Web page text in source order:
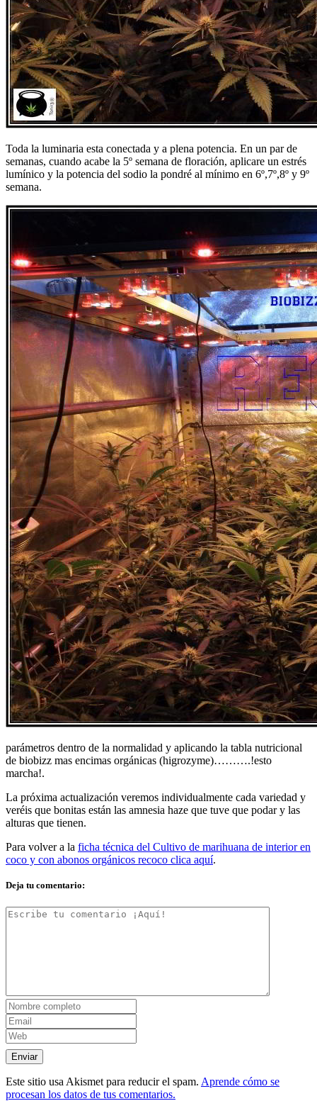
Toda la luminaria esta conectada y a plena potencia. En un par de
semanas, cuando acabe la 5º semana de floración, aplicare un estrés
lumínico y la potencia del sodio la pondré al mínimo en 6º,7º,8º y 9º
semana.
parámetros dentro de la normalidad y aplicando la tabla nutricional
de biobizz mas encimas orgánicas (higrozyme)……….!esto
marcha!.
La próxima actualización veremos individualmente cada variedad y
veréis que bonitas están las amnesia haze que tuve que podar y las
alturas que tienen.
Para volver a la ficha técnica del Cultivo de marihuana de interior en
coco y con abonos orgánicos recoco clica aquí.
Deja tu comentario:
Este sitio usa Akismet para reducir el spam. Aprende cómo se
procesan los datos de tus comentarios.